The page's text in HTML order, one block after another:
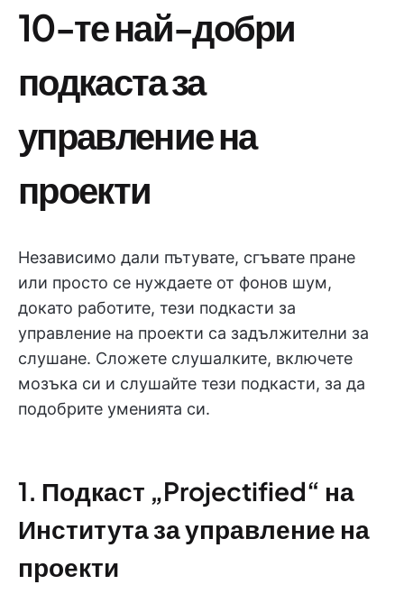
10-те най-добри
подкаста за
управление на
проекти
Независимо дали пътувате, сгъвате пране
или просто се нуждаете от фонов шум,
докато работите, тези подкасти за
управление на проекти са задължителни за
слушане. Сложете слушалките, включете
мозъка си и слушайте тези подкасти, за да
подобрите уменията си.
1. Подкаст „Projectified“ на
Института за управление на
проекти